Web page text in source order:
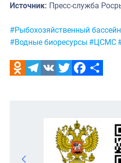
Источник: Пресс-служба
Метки:
#Рыбохозяйственный бассейн
#Водные биоресурсы #ЦСМС